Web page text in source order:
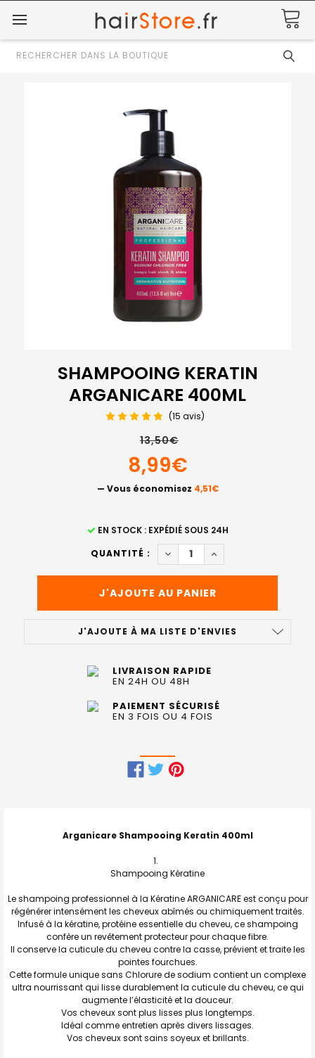
Rechercher
SHAMPOOING KERATIN
ARGANICARE 400ML
(15 avis)
13,50€
8,99€
— Vous économisez 4,51€
EN STOCK : EXPÉDIÉ SOUS 24H
QUANTITÉ :
DIMINUER LA QUANTITÉ DE
AUGMENTER LA
J'AJOUTE À MA LISTE D'ENVIES
LIVRAISON RAPIDE
EN 24H OU 48H
PAIEMENT SÉCURISÉ
EN 3 FOIS OU 4 FOIS
ENSEMBLE
J'AJOUTE
LA
SÉLECTION
AU PANIER
Arganicare Shampooing Keratin 400ml
Shampooing Kératine
Le shampoing professionnel à la Kératine ARGANICARE est conçu pour
régénérer intensément les cheveux abîmés ou chimiquement traités.
Infusé à la kératine, protéine essentielle du cheveu, ce shampoing
confère un revêtement protecteur pour chaque fibre.
Il conserve la cuticule du cheveu contre la casse, prévient et traite les
pointes fourchues.
Cette formule unique sans Chlorure de sodium contient un complexe
ultra nourrissant qui lisse durablement la cuticule du cheveu, ce qui
augmente l’élasticité et la douceur.
Vos cheveux sont plus lisses plus longtemps.
Idéal comme entretien après divers lissages.
Vos cheveux sont sains soyeux et brillants.